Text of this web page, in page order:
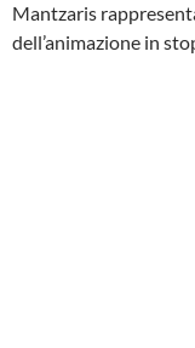
Mantzaris
dell’animazione in